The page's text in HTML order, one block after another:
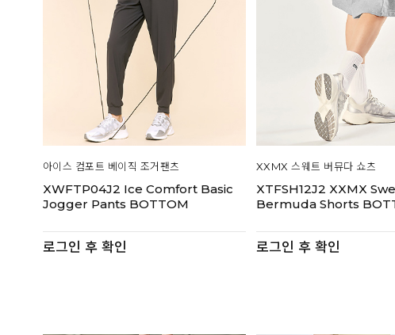
아이스 컴포트 베이직 조거팬츠
XWFTP04J2 Ice Comfort Basic
Jogger Pants BOTTOM
로그인 후 확인
XXMX 스웨트 버뮤다 쇼츠
XTFSH12J2 XXMX
Bermuda Shorts
로그인 후 확인